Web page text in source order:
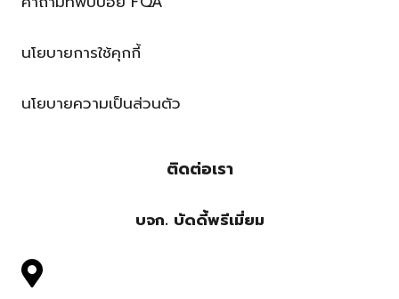
นโยบายการใช้คุกกี้
นโยบายความเป็นส่วนตัว
ติดต่อเรา
บจก. บัดดี้พรีเมี่ยม